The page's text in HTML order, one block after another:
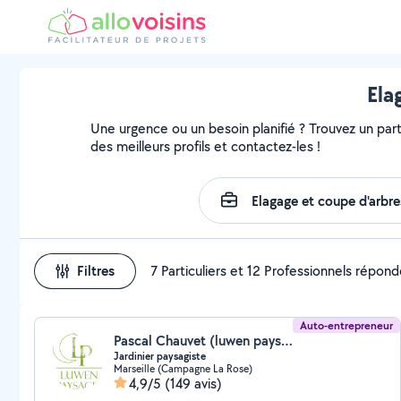
Une urgence ou un besoin planifié ? Trouvez un
des meilleurs profils et contactez-les !
Filtres 7 Particuliers et 12 Professionnels
Auto-entrepreneur
Pascal Chauvet (luwen paysages)
Jardinier paysagiste
Marseille (Campagne La Rose)
4,9/5 (149 avis)